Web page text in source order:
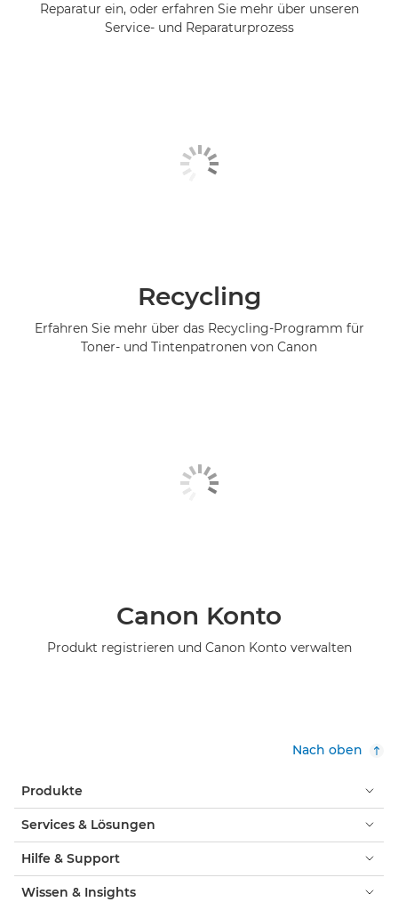
Reparatur ein, oder erfahren Sie mehr über unseren
Service- und Reparaturprozess
Recycling
Erfahren Sie mehr über das Recycling-Programm für
Toner- und Tintenpatronen von Canon
Canon Konto
Produkt registrieren und Canon Konto verwalten
Nach oben
Produkte
Services & Lösungen
Hilfe & Support
Wissen & Insights